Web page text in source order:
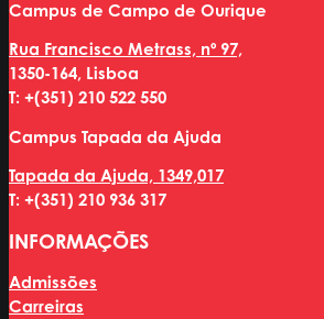
Campus de Campo de Ourique
Rua Francisco Metrass, nº 97,
1350-164, Lisboa
T: +(351) 210 522 550
Campus Tapada da Ajuda
Tapada da Ajuda, 1349,017
T: +(351) 210 936 317
INFORMAÇÕES
Admissões
Carreiras